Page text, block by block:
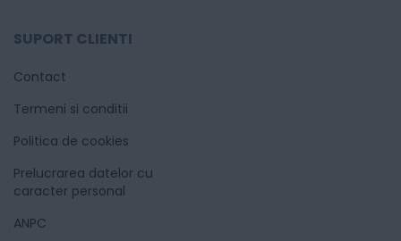
SUPORT CLIENTI
Contact
Termeni si conditii
Politica de cookies
Prelucrarea datelor cu
caracter personal
ANPC